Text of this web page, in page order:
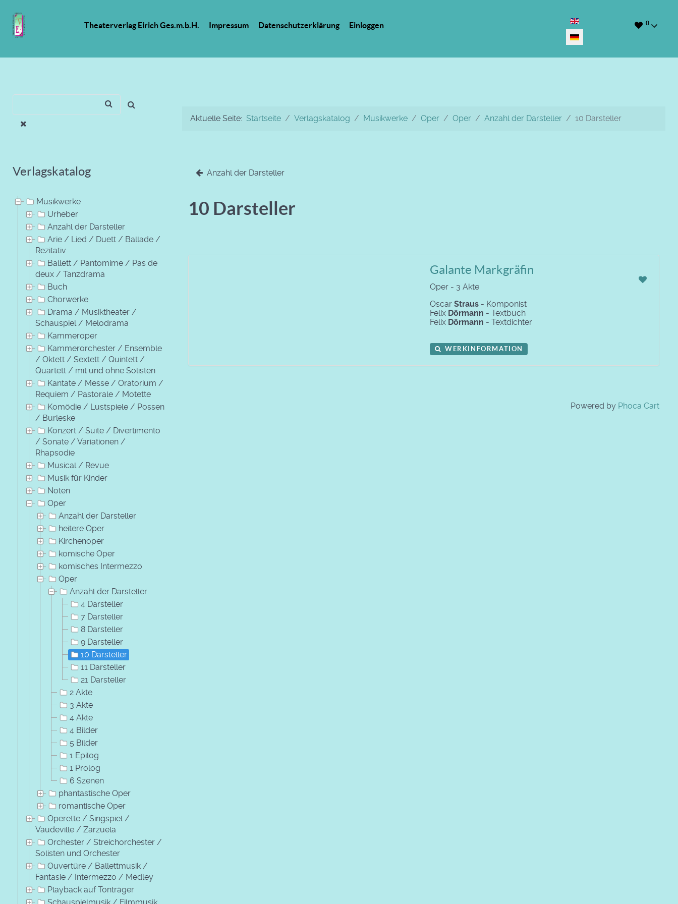
Theaterverlag Eirich Ges.m.b.H. Impressum Datenschutzerklärung Einloggen
Sprache auswählen 0
Verlagskatalog
Musikwerke
Urheber
Anzahl der Darsteller
Arie / Lied / Duett / Ballade /
Rezitativ
Ballett / Pantomime / Pas de
deux / Tanzdrama
Buch
Chorwerke
Drama / Musiktheater /
Schauspiel / Melodrama
Kammeroper
Kammerorchester / Ensemble
/ Oktett / Sextett / Quintett /
Quartett / mit und ohne Solisten
Kantate / Messe / Oratorium /
Requiem / Pastorale / Motette
Komödie / Lustspiele / Possen
/ Burleske
Konzert / Suite / Divertimento
/ Sonate / Variationen /
Rhapsodie
Musical / Revue
Musik für Kinder
Noten
Oper
Anzahl der Darsteller
heitere Oper
Kirchenoper
komische Oper
komisches Intermezzo
Oper
Anzahl der Darsteller
4 Darsteller
7 Darsteller
8 Darsteller
9 Darsteller
10 Darsteller
11 Darsteller
21 Darsteller
2 Akte
3 Akte
4 Akte
4 Bilder
5 Bilder
1 Epilog
1 Prolog
6 Szenen
phantastische Oper
romantische Oper
Operette / Singspiel /
Vaudeville / Zarzuela
Orchester / Streichorchester /
Solisten und Orchester
Ouvertüre / Ballettmusik /
Fantasie / Intermezzo / Medley
Playback auf Tonträger
Aktuelle Seite: Startseite Verlagskatalog Musikwerke Oper Oper Anzahl der Darsteller 10 Darsteller
Anzahl der Darsteller
10 Darsteller
Galante Markgräfin
Oper - 3 Akte
Oscar Straus - Komponist
Felix Dörmann - Textbuch
Felix Dörmann - Textdichter
WERKINFORMATION
Powered by Phoca Cart